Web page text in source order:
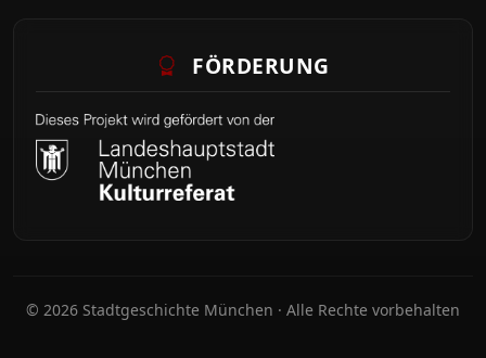
FÖRDERUNG
© 2026 Stadtgeschichte München · Alle Rechte vorbehalten